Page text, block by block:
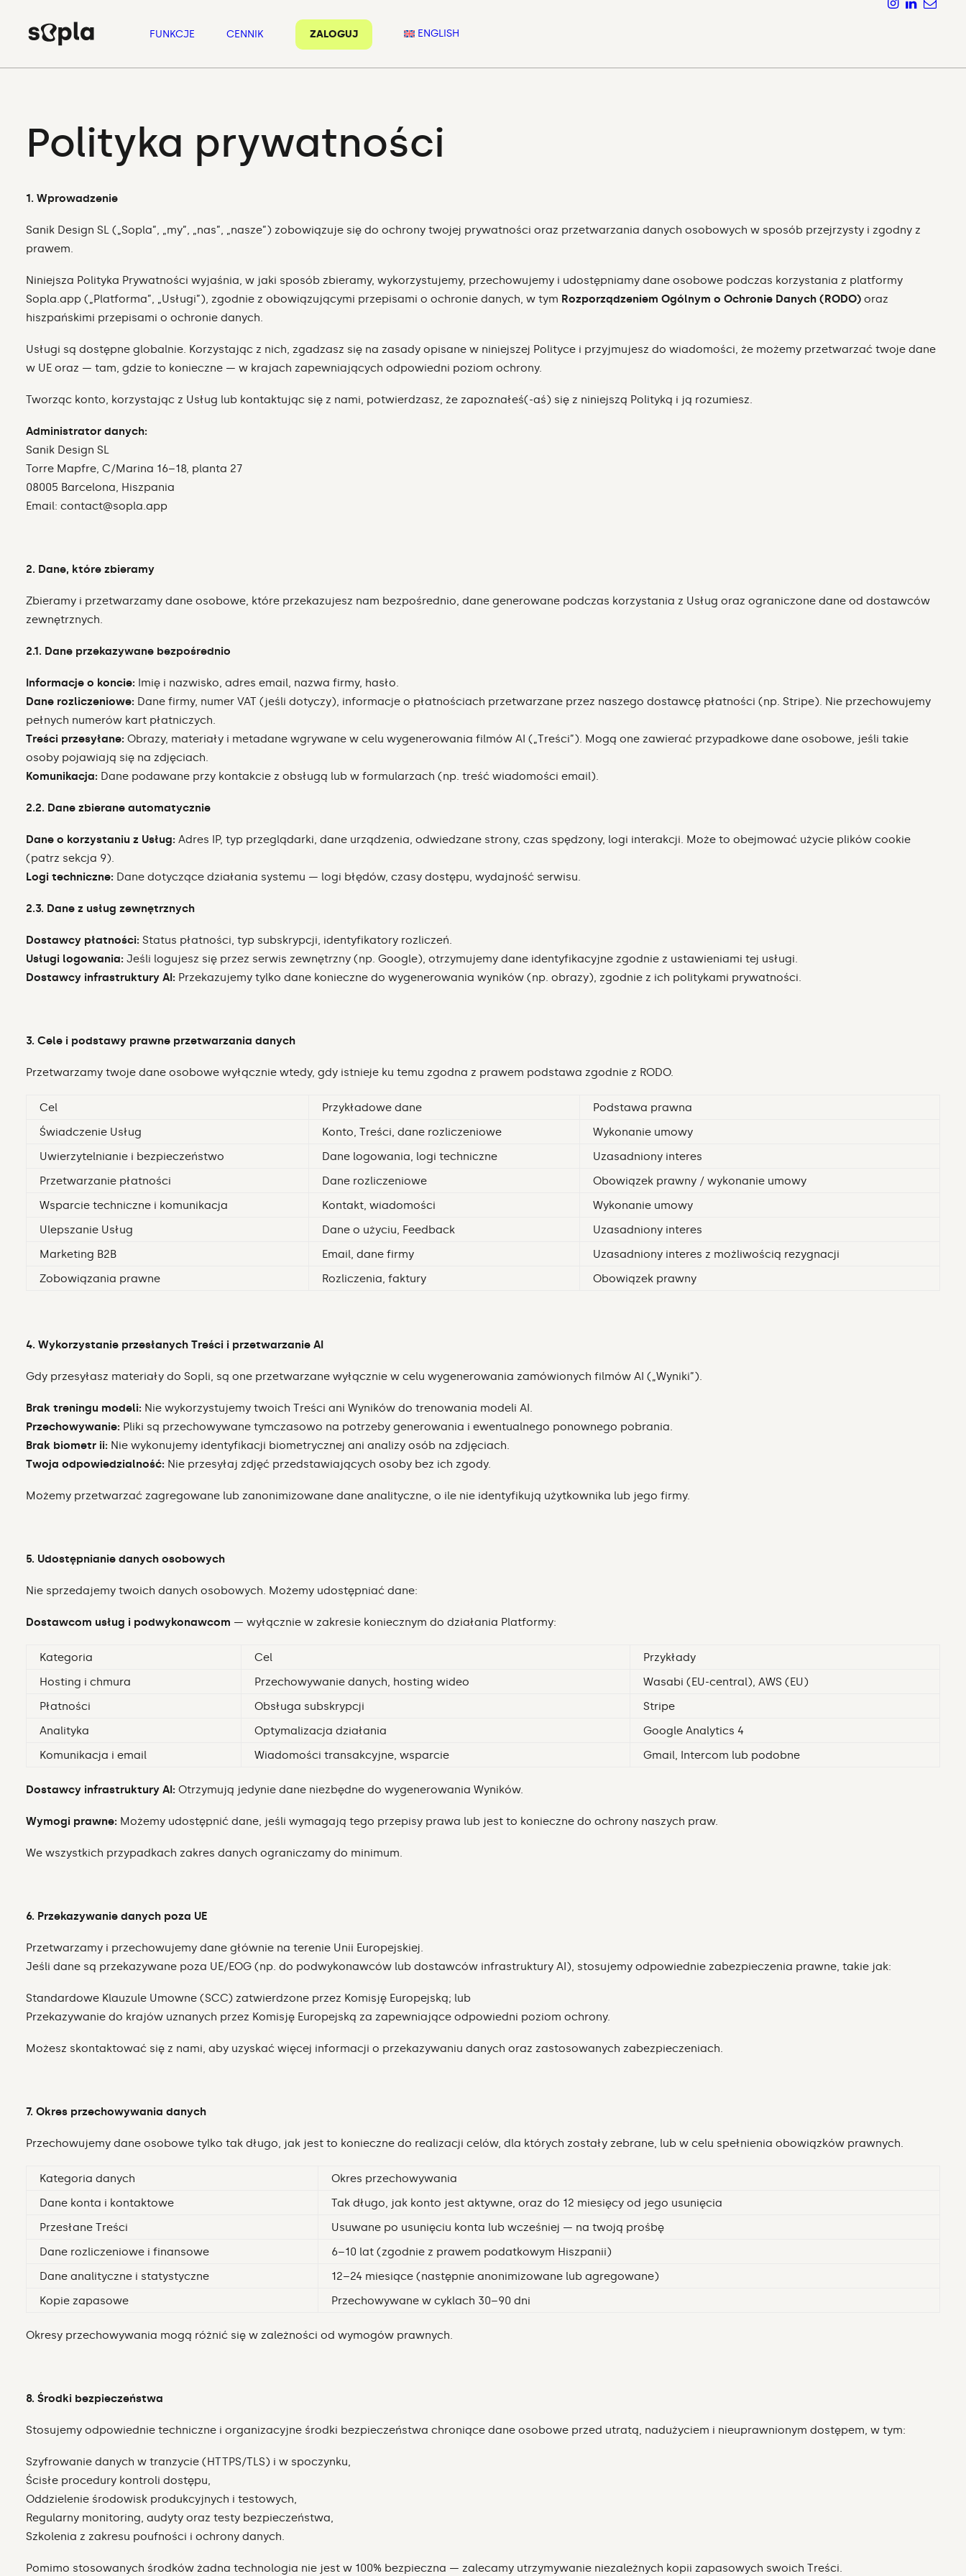
FUNKCJE CENNIK ZALOGUJ ENGLISH
Polityka prywatności
1. Wprowadzenie
Sanik Design SL („Sopla”, „my”, „nas”, „nasze”) zobowiązuje się do ochrony twojej prywatności oraz przetwarzania danych osobowych w sposób przejrzysty i zgodny z
prawem.
Niniejsza Polityka Prywatności wyjaśnia, w jaki sposób zbieramy, wykorzystujemy, przechowujemy i udostępniamy dane osobowe podczas korzystania z platformy
Sopla.app („Platforma”, „Usługi”), zgodnie z obowiązującymi przepisami o ochronie danych, w tym Rozporządzeniem Ogólnym o Ochronie Danych (RODO) oraz
hiszpańskimi przepisami o ochronie danych.
Usługi są dostępne globalnie. Korzystając z nich, zgadzasz się na zasady opisane w niniejszej Polityce i przyjmujesz do wiadomości, że możemy przetwarzać twoje dane
w UE oraz — tam, gdzie to konieczne — w krajach zapewniających odpowiedni poziom ochrony.
Tworząc konto, korzystając z Usług lub kontaktując się z nami, potwierdzasz, że zapoznałeś(-aś) się z niniejszą Polityką i ją rozumiesz.
Administrator danych:
Sanik Design SL
Torre Mapfre, C/Marina 16–18, planta 27
08005 Barcelona, Hiszpania
Email: contact@sopla.app
2. Dane, które zbieramy
Zbieramy i przetwarzamy dane osobowe, które przekazujesz nam bezpośrednio, dane generowane podczas korzystania z Usług oraz ograniczone dane od dostawców
zewnętrznych.
2.1. Dane przekazywane bezpośrednio
Informacje o koncie: Imię i nazwisko, adres email, nazwa firmy, hasło.
Dane rozliczeniowe: Dane firmy, numer VAT (jeśli dotyczy), informacje o płatnościach przetwarzane przez naszego dostawcę płatności (np. Stripe). Nie przechowujemy
pełnych numerów kart płatniczych.
Treści przesyłane: Obrazy, materiały i metadane wgrywane w celu wygenerowania filmów AI („Treści”). Mogą one zawierać przypadkowe dane osobowe, jeśli takie
osoby pojawiają się na zdjęciach.
Komunikacja: Dane podawane przy kontakcie z obsługą lub w formularzach (np. treść wiadomości email).
2.2. Dane zbierane automatycznie
Dane o korzystaniu z Usług: Adres IP, typ przeglądarki, dane urządzenia, odwiedzane strony, czas spędzony, logi interakcji. Może to obejmować użycie plików cookie
(patrz sekcja 9).
Logi techniczne: Dane dotyczące działania systemu — logi błędów, czasy dostępu, wydajność serwisu.
2.3. Dane z usług zewnętrznych
Dostawcy płatności: Status płatności, typ subskrypcji, identyfikatory rozliczeń.
Usługi logowania: Jeśli logujesz się przez serwis zewnętrzny (np. Google), otrzymujemy dane identyfikacyjne zgodnie z ustawieniami tej usługi.
Dostawcy infrastruktury AI: Przekazujemy tylko dane konieczne do wygenerowania wyników (np. obrazy), zgodnie z ich politykami prywatności.
3. Cele i podstawy prawne przetwarzania danych
Przetwarzamy twoje dane osobowe wyłącznie wtedy, gdy istnieje ku temu zgodna z prawem podstawa zgodnie z RODO.
Cel Przykładowe dane
Podstawa prawna
Świadczenie Usług
Konto, Treści, dane rozliczeniowe
Wykonanie umowy
Uwierzytelnianie i bezpieczeństwo
Dane logowania, logi techniczne
Uzasadniony interes
Przetwarzanie płatności
Dane rozliczeniowe
Obowiązek prawny / wykonanie umowy
Wsparcie techniczne i komunikacja
Kontakt, wiadomości
Wykonanie umowy
Ulepszanie Usług
Dane o użyciu, Feedback
Uzasadniony interes
Marketing B2B
Email, dane firmy
Uzasadniony interes z możliwością rezygnacji
Zobowiązania prawne
Rozliczenia, faktury Obowiązek prawny
4. Wykorzystanie przesłanych Treści i przetwarzanie AI
Gdy przesyłasz materiały do Sopli, są one przetwarzane wyłącznie w celu wygenerowania zamówionych filmów AI („Wyniki”).
Brak treningu modeli: Nie wykorzystujemy twoich Treści ani Wyników do trenowania modeli AI.
Przechowywanie: Pliki są przechowywane tymczasowo na potrzeby generowania i ewentualnego ponownego pobrania.
Brak biometr ii: Nie wykonujemy identyfikacji biometrycznej ani analizy osób na zdjęciach.
Twoja odpowiedzialność: Nie przesyłaj zdjęć przedstawiających osoby bez ich zgody.
Możemy przetwarzać zagregowane lub zanonimizowane dane analityczne, o ile nie identyfikują użytkownika lub jego firmy.
5. Udostępnianie danych osobowych
Nie sprzedajemy twoich danych osobowych. Możemy udostępniać dane:
Dostawcom usług i podwykonawcom — wyłącznie w zakresie koniecznym do działania Platformy:
Kategoria Cel
Przykłady
Hosting i chmura
Przechowywanie danych, hosting wideo
Wasabi (EU-central), AWS (EU)
Płatności
Obsługa subskrypcji
Stripe
Analityka
Optymalizacja działania
Google Analytics 4
Komunikacja i email
Wiadomości transakcyjne, wsparcie Gmail, Intercom lub podobne
Dostawcy infrastruktury AI: Otrzymują jedynie dane niezbędne do wygenerowania Wyników.
Wymogi prawne: Możemy udostępnić dane, jeśli wymagają tego przepisy prawa lub jest to konieczne do ochrony naszych praw.
We wszystkich przypadkach zakres danych ograniczamy do minimum.
6. Przekazywanie danych poza UE
Przetwarzamy i przechowujemy dane głównie na terenie Unii Europejskiej.
Jeśli dane są przekazywane poza UE/EOG (np. do podwykonawców lub dostawców infrastruktury AI), stosujemy odpowiednie zabezpieczenia prawne, takie jak:
Standardowe Klauzule Umowne (SCC) zatwierdzone przez Komisję Europejską; lub
Przekazywanie do krajów uznanych przez Komisję Europejską za zapewniające odpowiedni poziom ochrony.
Możesz skontaktować się z nami, aby uzyskać więcej informacji o przekazywaniu danych oraz zastosowanych zabezpieczeniach.
7. Okres przechowywania danych
Przechowujemy dane osobowe tylko tak długo, jak jest to konieczne do realizacji celów, dla których zostały zebrane, lub w celu spełnienia obowiązków prawnych.
Kategoria danych
Okres przechowywania
Dane konta i kontaktowe
Tak długo, jak konto jest aktywne, oraz do 12 miesięcy od jego usunięcia
Przesłane Treści
Usuwane po usunięciu konta lub wcześniej — na twoją prośbę
Dane rozliczeniowe i finansowe
6–10 lat (zgodnie z prawem podatkowym Hiszpanii)
Dane analityczne i statystyczne
12–24 miesiące (następnie anonimizowane lub agregowane)
Kopie zapasowe
Przechowywane w cyklach 30–90 dni
Okresy przechowywania mogą różnić się w zależności od wymogów prawnych.
8. Środki bezpieczeństwa
Stosujemy odpowiednie techniczne i organizacyjne środki bezpieczeństwa chroniące dane osobowe przed utratą, nadużyciem i nieuprawnionym dostępem, w tym:
Szyfrowanie danych w tranzycie (HTTPS/TLS) i w spoczynku,
Ścisłe procedury kontroli dostępu,
Oddzielenie środowisk produkcyjnych i testowych,
Regularny monitoring, audyty oraz testy bezpieczeństwa,
Szkolenia z zakresu poufności i ochrony danych.
Pomimo stosowanych środków żadna technologia nie jest w 100% bezpieczna — zalecamy utrzymywanie niezależnych kopii zapasowych swoich Treści.